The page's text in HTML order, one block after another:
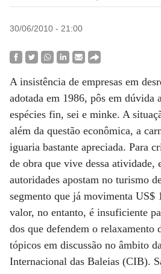
30/06/2010 - 21:00
A insistência de empresas em
adotada em 1986, pôs em dúvida
espécies fin, sei e minke. A
além da questão econômica, a
iguaria bastante apreciada. Para
de obra que vive dessa atividade,
autoridades apostam no turismo
segmento que já movimenta US$
valor, no entanto, é insuficiente
dos que defendem o relaxamento
tópicos em discussão no âmbito
Internacional das Baleias (CIB).